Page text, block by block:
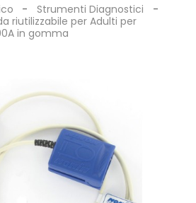
Strumenti Diagnostici
riutilizzabile per Adulti per
in gomma